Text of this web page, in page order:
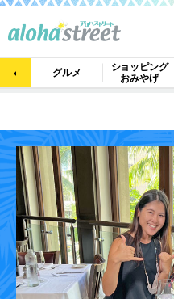
グルメ
ショッピング
おみやげ